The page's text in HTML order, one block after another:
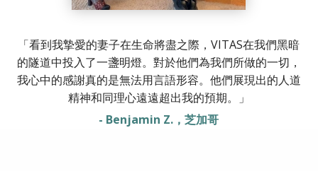
「看到我摯愛的妻子在生命將盡之際，VITAS在我們黑暗
的隧道中投入了一盞明燈。對於他們為我們所做的一切，
我心中的感謝真的是無法用言語形容。他們展現出的人道
精神和同理心遠遠超出我的預期。」
- Benjamin Z.，芝加哥